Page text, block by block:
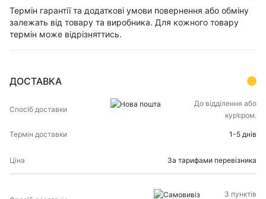
Термін гарантії та додаткові умови повернення або обміну
залежать від товару та виробника. Для кожного товару
термін може відрізняттись.
ДОСТАВКА
ДОСТАВКИДОСТАВКИ
До відділення або
кур’єром.
1-5 днів
За тарифами перевізника
З пунктів